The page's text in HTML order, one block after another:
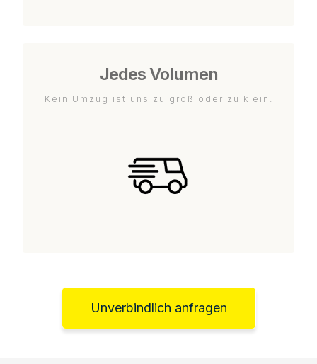
Jedes Volumen
Kein Umzug ist uns zu groß oder zu klein.
Unverbindlich anfragen